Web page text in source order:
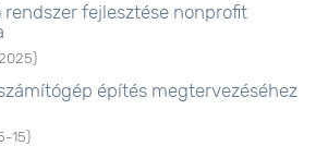
fejlesztése nonprofit
2025)
építés megtervezéséhez
15)